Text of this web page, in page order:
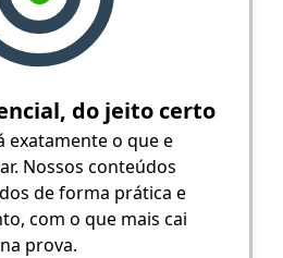
do jeito certo
exatamente o que e
Nossos conteúdos
de forma prática e
com o que mais cai
na prova.